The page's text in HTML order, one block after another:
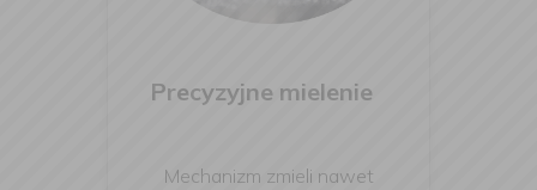
Precyzyjne mielenie
Mechanizm zmieli nawet